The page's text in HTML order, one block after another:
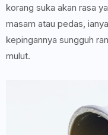
korang suka akan rasa
masam atau pedas,
kepingannya sungguh
mulut.